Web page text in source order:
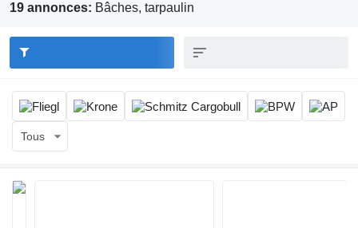
19 annonces: Bâches, tarpaulin
Tous